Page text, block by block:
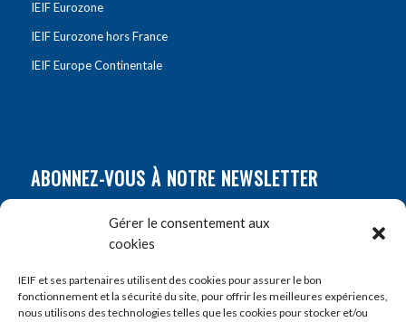
Gérer le consentement aux
cookies
IEIF et ses partenaires utilisent des cookies pour assurer le bon
fonctionnement et la sécurité du site, pour offrir les meilleures expériences,
nous utilisons des technologies telles que les cookies pour stocker et/ou
IEIF Eurozone
IEIF Eurozone hors France
IEIF Europe Continentale
ABONNEZ-VOUS À NOTRE NEWSLETTER
Prénom*